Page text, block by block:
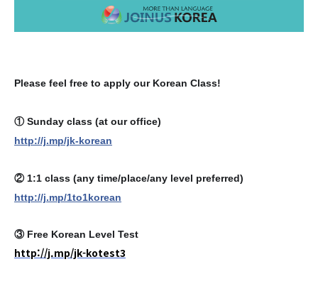
Please feel free to apply our Korean Class!
① Sunday class (at our office)
http://j.mp/jk-korean
② 1:1 class (any time/place/any level preferred)
http://j.mp/1to1korean
③ Free Korean Level Test
http://j.mp/jk-kotest3